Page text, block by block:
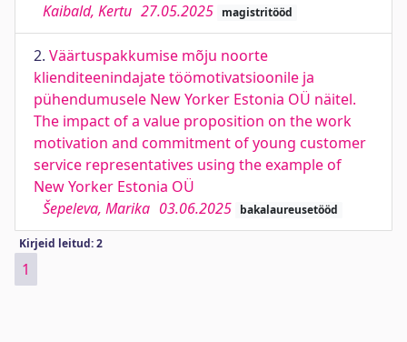
Kaibald, Kertu 27.05.2025 magistritööd
2. Väärtuspakkumise mõju noorte
klienditeenindajate töömotivatsioonile ja
pühendumusele New Yorker Estonia OÜ näitel.
The impact of a value proposition on the work
motivation and commitment of young customer
service representatives using the example of
New Yorker Estonia OÜ
Šepeleva, Marika 03.06.2025 bakalaureusetööd
Kirjeid leitud: 2
1